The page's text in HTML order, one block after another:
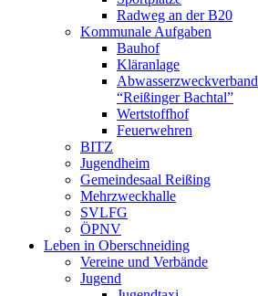
Radweg an der B20
Kommunale Aufgaben
Bauhof
Kläranlage
Abwasserzweckverband
“Reißinger Bachtal”
Wertstoffhof
Feuerwehren
BITZ
Jugendheim
Gemeindesaal Reißing
Mehrzweckhalle
SVLFG
ÖPNV
Leben in Oberschneiding
Vereine und Verbände
Jugend